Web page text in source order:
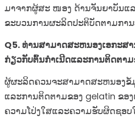
ມາຈາກຜູ້ສະ ໜອງ ດ້ານຈັນຍາບັນແ
ຂະບວນການຜະລິດປະຕິບັດຕາມກາ
Q5. ທ່ານສາມາດສະຫນອງເອກະ
ກ່ຽວກັບຕົ້ນກໍາເນີດແລະການຕິດຕາ
ຜູ້ຜະລິດຄວນຈະສາມາດສະຫນອງຂໍ້
ແລະການຕິດຕາມຂອງ gelatin ຂອງ
ຄວາມໂປ່ງໃສແລະຄວາມຮັບຜິດຊອ